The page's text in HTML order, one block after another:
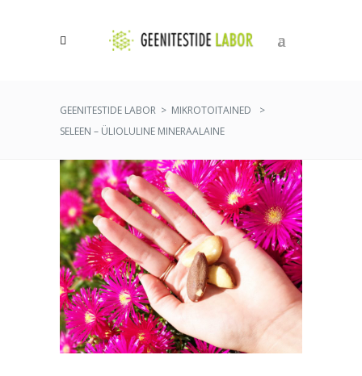
0
GEENITESTIDE LABOR > MIKROTOITAINED
>
SELEEN – ÜLIOLULINE MINERAALAINE